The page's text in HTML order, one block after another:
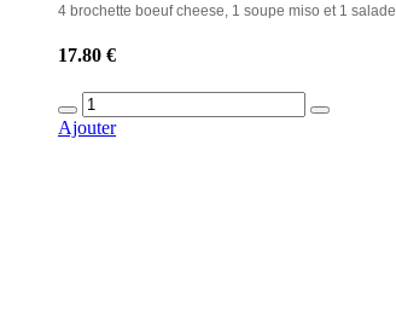
4 brochette boeuf cheese, 1 soupe miso et 1 salade
17.80 €
Ajouter